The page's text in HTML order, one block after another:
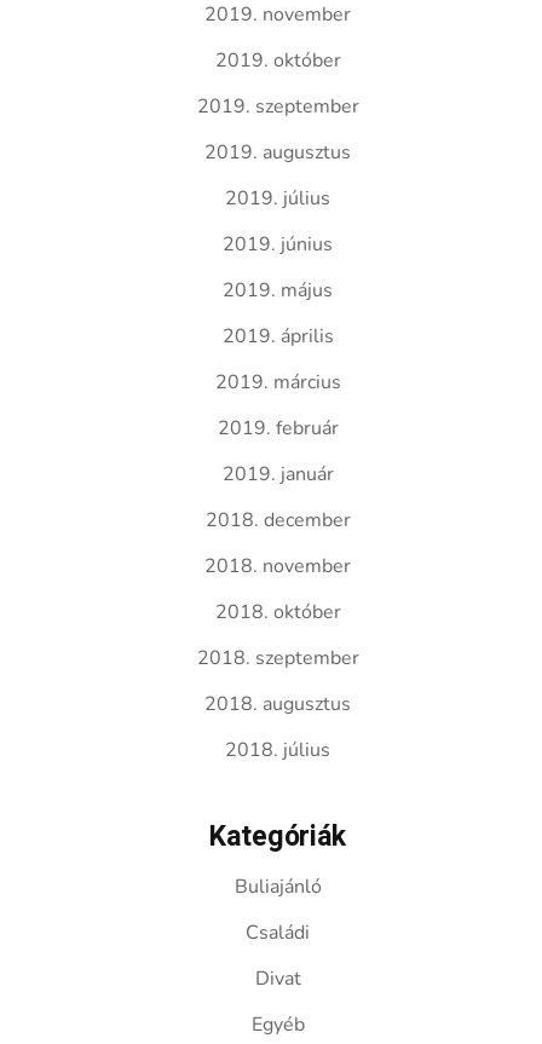
2019. november
2019. október
2019. szeptember
2019. augusztus
2019. július
2019. június
2019. május
2019. április
2019. március
2019. február
2019. január
2018. december
2018. november
2018. október
2018. szeptember
2018. augusztus
2018. július
Kategóriák
Buliajánló
Családi
Divat
Egyéb